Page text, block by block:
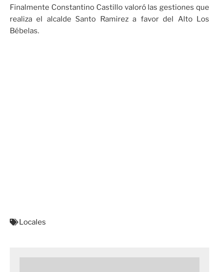
Finalmente Constantino Castillo valoró las gestiones que
realiza el alcalde Santo Ramirez a favor del Alto Los
Bébelas.
Locales